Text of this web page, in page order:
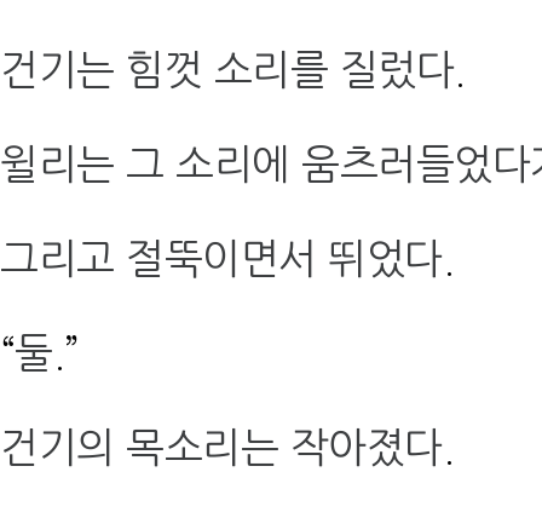
건기는 힘껏 소리를 질렀다.
윌리는 그 소리에 움츠러들었
그리고 절뚝이면서 뛰었다.
“둘 .”
건기의 목소리는 작아졌다.